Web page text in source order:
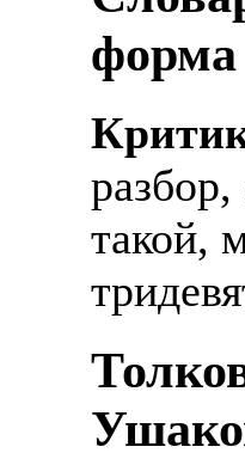
форма
такой,